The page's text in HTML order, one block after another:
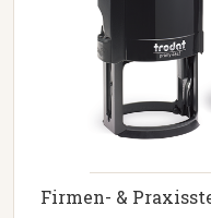
Firmen- &